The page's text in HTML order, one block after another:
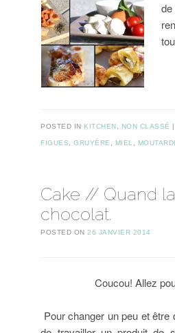
POSTED IN KITCHEN NON CLASSÉ
FIGUES ,GRUYÈRE MIEL
Cake // Quand
chocolat.
POSTED ON26 JANVIER 2014
Coucou! Allez
Pour changer un peu et être